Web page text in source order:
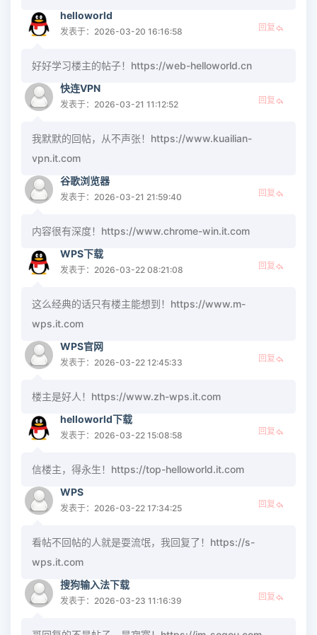
helloworld
发表于：2026-03-20 16:16:58 回复
好好学习楼主的帖子！https://web-helloworld.cn
快连VPN
发表于：2026-03-21 11:12:52 回复
我默默的回帖，从不声张！https://www.kuailian-
vpn.it.com
谷歌浏览器
发表于：2026-03-21 21:59:40 回复
内容很有深度！https://www.chrome-win.it.com
WPS下载
发表于：2026-03-22 08:21:08 回复
这么经典的话只有楼主能想到！https://www.m-
wps.it.com
WPS官网
发表于：2026-03-22 12:45:33 回复
楼主是好人！https://www.zh-wps.it.com
helloworld下载
发表于：2026-03-22 15:08:58 回复
信楼主，得永生！https://top-helloworld.it.com
WPS
发表于：2026-03-22 17:34:25 回复
看帖不回帖的人就是耍流氓，我回复了！https://s-
wps.it.com
搜狗输入法下载
发表于：2026-03-23 11:16:39 回复